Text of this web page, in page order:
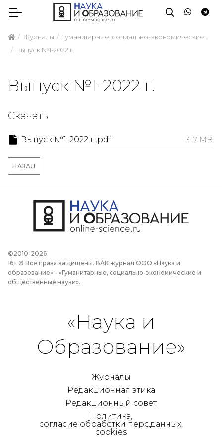
Журналы
Гуманитарные, социально-экономические и общественные науки
Выпуск №1-2022 г.
Выпуск №1-2022 г.
Скачать
Выпуск №1-2022 г..pdf 3,17 MB
НАЗАД
©2010-2026
16+ © Все права защищены. ВАК журнал ООО «Наука и
образование» – «Гуманитарные, социально-экономические и
общественные науки».
«Наука и
Образование»
Журналы
Редакционная этика
Редакционный совет
Политика,
согласие обработки перс.данных,
cookies